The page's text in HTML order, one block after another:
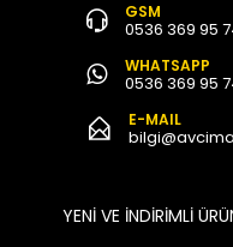
GSM
0536 369 95
WHATSAPP
0536 369 95
E-MAIL
YENİ VE İNDİRİMLİ